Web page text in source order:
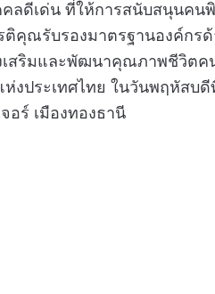
ลดีเด่น ที่ให้การสนับสนุนคน
ติคุณรับรองมาตรฐานองค์กร
เสริมและพัฒนาคุณภาพชีวิตค
งประเทศไทย ในวันพฤหัสบดี
อร์ เมืองทองธานี